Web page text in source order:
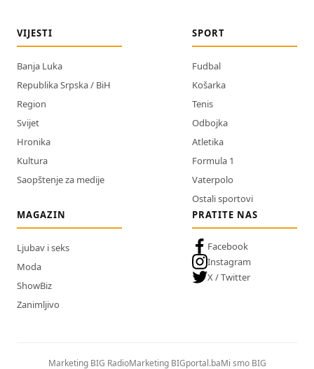
VIJESTI
Banja Luka
Republika Srpska / BiH
Region
Svijet
Hronika
Kultura
Saopštenje za medije
SPORT
Fudbal
Košarka
Tenis
Odbojka
Atletika
Formula 1
Vaterpolo
Ostali sportovi
MAGAZIN
Ljubav i seks
Moda
ShowBiz
Zanimljivo
PRATITE NAS
Facebook
Instagram
X / Twitter
Marketing BIG RadioMarketing BIGportal.baMi smo BIG